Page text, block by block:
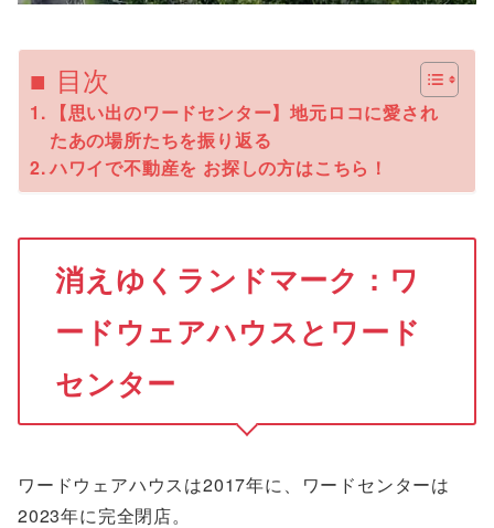
■ 目次
【思い出のワードセンター】地元ロコに愛され
たあの場所たちを振り返る
ハワイで不動産を お探しの方はこちら！
消えゆくランドマーク：ワ
ードウェアハウスとワード
センター
ワードウェアハウスは2017年に、ワードセンターは
2023年に完全閉店。